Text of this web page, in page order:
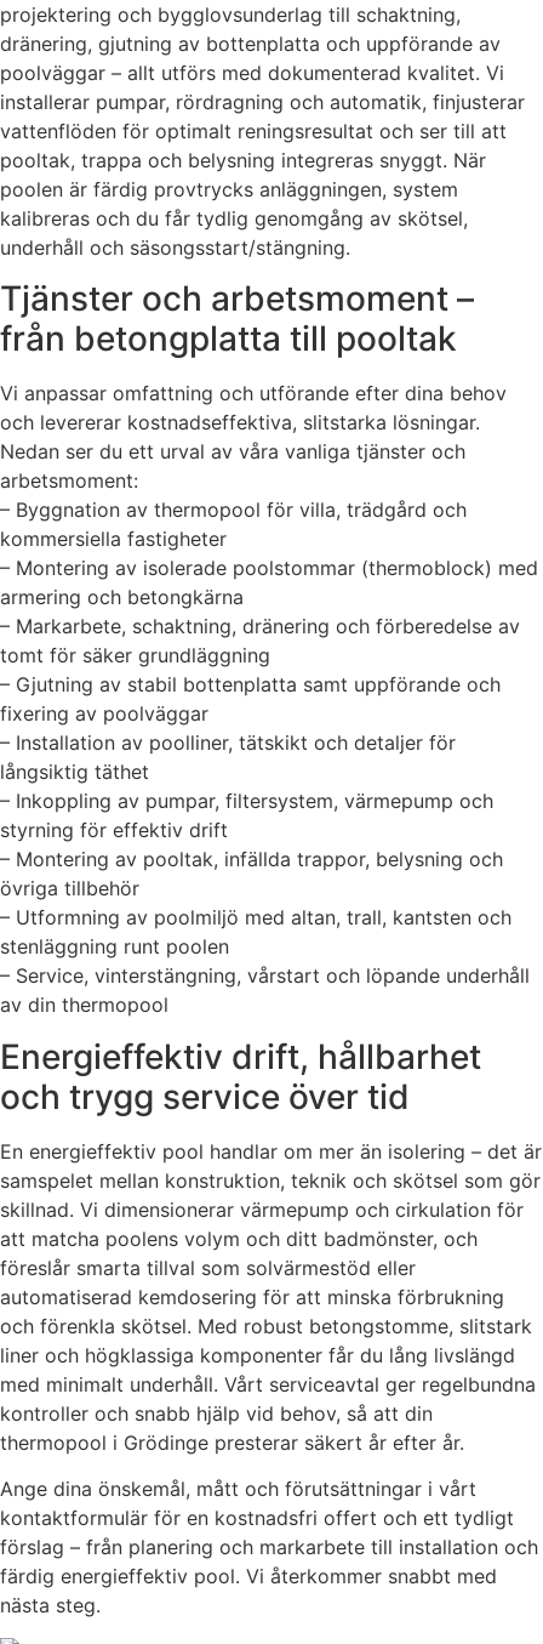
projektering och bygglovsunderlag till schaktning,
dränering, gjutning av bottenplatta och uppförande av
poolväggar – allt utförs med dokumenterad kvalitet. Vi
installerar pumpar, rördragning och automatik, finjusterar
vattenflöden för optimalt reningsresultat och ser till att
pooltak, trappa och belysning integreras snyggt. När
poolen är färdig provtrycks anläggningen, system
kalibreras och du får tydlig genomgång av skötsel,
underhåll och säsongsstart/stängning.
Tjänster och arbetsmoment –
från betongplatta till pooltak
Vi anpassar omfattning och utförande efter dina behov
och levererar kostnadseffektiva, slitstarka lösningar.
Nedan ser du ett urval av våra vanliga tjänster och
arbetsmoment:
– Byggnation av thermopool för villa, trädgård och
kommersiella fastigheter
– Montering av isolerade poolstommar (thermoblock) med
armering och betongkärna
– Markarbete, schaktning, dränering och förberedelse av
tomt för säker grundläggning
– Gjutning av stabil bottenplatta samt uppförande och
fixering av poolväggar
– Installation av poolliner, tätskikt och detaljer för
långsiktig täthet
– Inkoppling av pumpar, filtersystem, värmepump och
styrning för effektiv drift
– Montering av pooltak, infällda trappor, belysning och
övriga tillbehör
– Utformning av poolmiljö med altan, trall, kantsten och
stenläggning runt poolen
– Service, vinterstängning, vårstart och löpande underhåll
av din thermopool
Energieffektiv drift, hållbarhet
och trygg service över tid
En energieffektiv pool handlar om mer än isolering – det är
samspelet mellan konstruktion, teknik och skötsel som gör
skillnad. Vi dimensionerar värmepump och cirkulation för
att matcha poolens volym och ditt badmönster, och
föreslår smarta tillval som solvärmestöd eller
automatiserad kemdosering för att minska förbrukning
och förenkla skötsel. Med robust betongstomme, slitstark
liner och högklassiga komponenter får du lång livslängd
med minimalt underhåll. Vårt serviceavtal ger regelbundna
kontroller och snabb hjälp vid behov, så att din
thermopool i Grödinge presterar säkert år efter år.
Ange dina önskemål, mått och förutsättningar i vårt
kontaktformulär för en kostnadsfri offert och ett tydligt
förslag – från planering och markarbete till installation och
färdig energieffektiv pool. Vi återkommer snabbt med
nästa steg.